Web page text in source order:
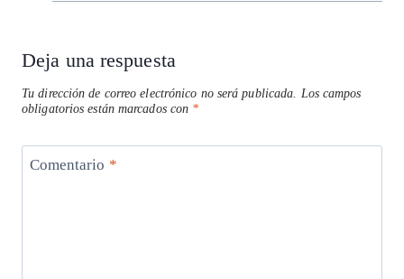
Deja una respuesta
Tu dirección de correo electrónico no será publicada.
Los campos
obligatorios están marcados con *
Comentario *